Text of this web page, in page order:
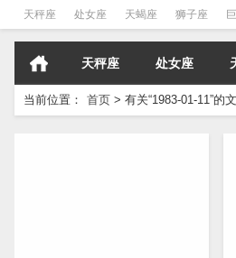
天秤座 处女座 天蝎座 狮子座
天秤座 处女座
当前位置： 首页 > 有关“1983-01-11”的